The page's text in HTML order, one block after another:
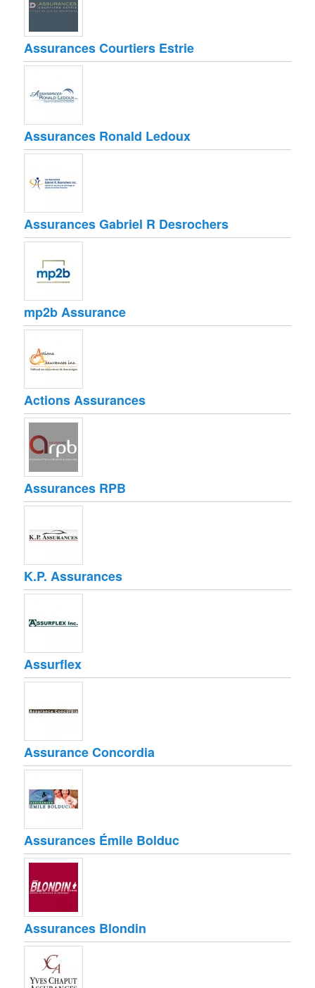
Assurances Courtiers Estrie
Assurances Ronald Ledoux
Assurances Gabriel R Desrochers
mp2b Assurance
Actions Assurances
Assurances RPB
K.P. Assurances
Assurflex
Assurance Concordia
Assurances Émile Bolduc
Assurances Blondin